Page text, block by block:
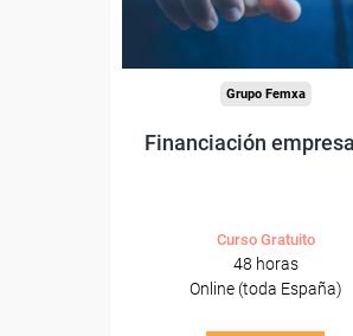
-Finanzas y Seguros.
Grupo Femxa
Financiación
Curso Gratuito
48 horas
Online (toda España)